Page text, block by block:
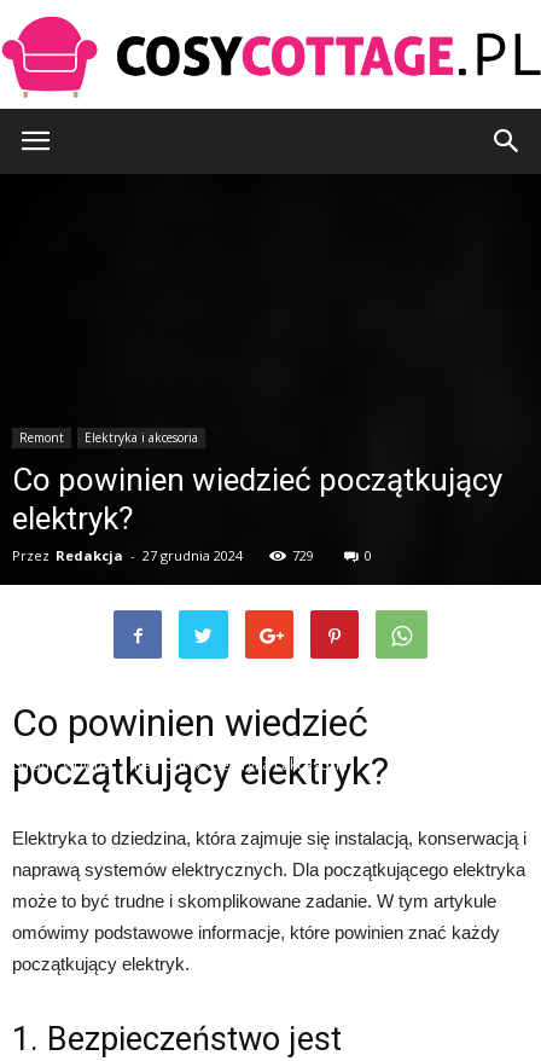
Strona główna Remont Elektryka i akcesoria
Remont Elektryka i akcesoria
Co powinien wiedzieć początkujący
elektryk?
Przez Redakcja - 27 grudnia 2024 729 0
Co powinien wiedzieć
początkujący elektryk?
Elektryka to dziedzina, która zajmuje się instalacją, konserwacją i
naprawą systemów elektrycznych. Dla początkującego elektryka
może to być trudne i skomplikowane zadanie. W tym artykule
omówimy podstawowe informacje, które powinien znać każdy
początkujący elektryk.
1. Bezpieczeństwo jest